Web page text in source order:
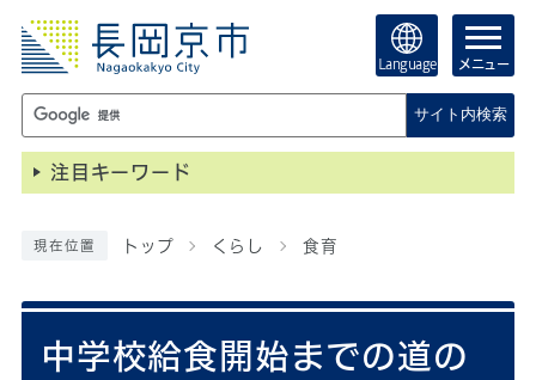
Language メニュー
サイト内検索
注目キーワード
現在位置 トップ くらし 食育
中学校給食開始までの道の